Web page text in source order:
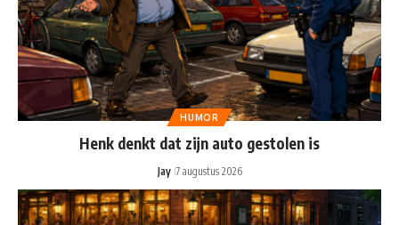
HUMOR
Henk denkt dat zijn auto gestolen is
Jay 7 augustus 2026